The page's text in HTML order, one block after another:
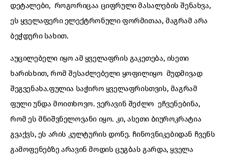
დეტალები, როგორიცაა ციფრული მასალების შენახვა,
ეს ყველაფერი ელექტრონული ფორმითაა, მაგრამ არა
ბეჭდური სახით.
აუცილებელი იყო ამ ყველაფრის გაკეთება, ისეთი
ხარისხით, რომ შესაძლებელი ყოფილიყო მუდმივად
შეგვენახა.ფულია საჭირო ყველაფრისთვის, მაგრამ
ფული უნდა მოითხოვო. ვერავინ შეძლო ეჩვენებინა,
რომ ეს მნიშვნელოვანი იყო. კი, ასეთი ბიუროკრატია
გვაქვს, ეს არის კულტურის დონე. ჩინოვნიკებიდან ჩვენს
გამოფენებზე არავინ მოდის ცუგბას გარდა, ყველა